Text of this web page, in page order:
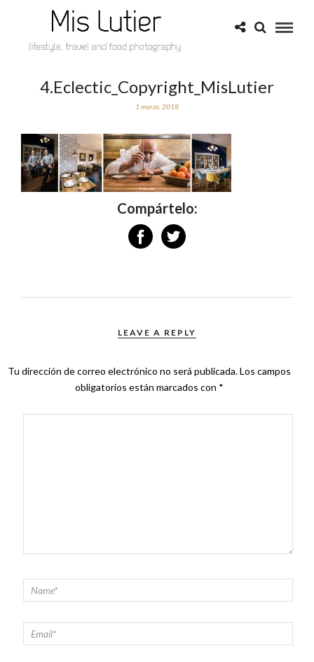
4.Eclectic_Copyright_MisLutier
1 marzo, 2018
Compártelo:
LEAVE A REPLY
Tu dirección de correo electrónico no será publicada.Los campos
obligatorios están marcados con *